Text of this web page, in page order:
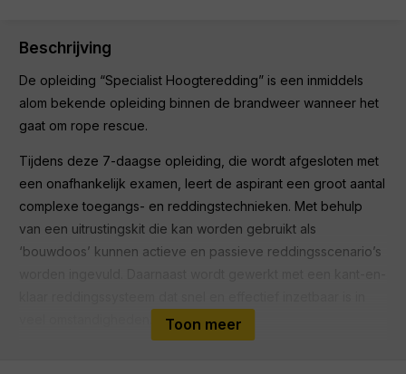
Beschrijving
De opleiding “Specialist Hoogteredding” is een inmiddels
alom bekende opleiding binnen de brandweer wanneer het
gaat om rope rescue.
Tijdens deze 7-daagse opleiding, die wordt afgesloten met
een onafhankelijk examen, leert de aspirant een groot aantal
complexe toegangs- en reddingstechnieken. Met behulp
van een uitrustingskit die kan worden gebruikt als
‘bouwdoos’ kunnen actieve en passieve reddingsscenario’s
Toon meer